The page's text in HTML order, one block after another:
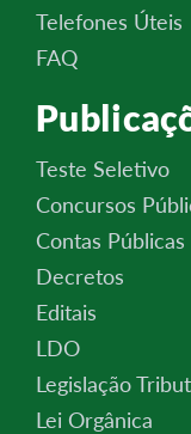
Telefones Úteis
FAQ
Teste Seletivo
Concursos
Contas Públicas
Decretos
Editais
LDO
Legislação
Lei Orgânica